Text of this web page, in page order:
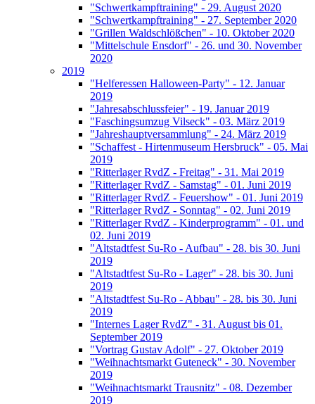
"Schwertkampftraining" - 29. August 2020
"Schwertkampftraining" - 27. September 2020
"Grillen Waldschlößchen" - 10. Oktober 2020
"Mittelschule Ensdorf" - 26. und 30. November
2020
2019
"Helferessen Halloween-Party" - 12. Januar
2019
"Jahresabschlussfeier" - 19. Januar 2019
"Faschingsumzug Vilseck" - 03. März 2019
"Jahreshauptversammlung" - 24. März 2019
"Schaffest - Hirtenmuseum Hersbruck" - 05. Mai
2019
"Ritterlager RvdZ - Freitag" - 31. Mai 2019
"Ritterlager RvdZ - Samstag" - 01. Juni 2019
"Ritterlager RvdZ - Feuershow" - 01. Juni 2019
"Ritterlager RvdZ - Sonntag" - 02. Juni 2019
"Ritterlager RvdZ - Kinderprogramm" - 01. und
02. Juni 2019
"Altstadtfest Su-Ro - Aufbau" - 28. bis 30. Juni
2019
"Altstadtfest Su-Ro - Lager" - 28. bis 30. Juni
2019
"Altstadtfest Su-Ro - Abbau" - 28. bis 30. Juni
2019
"Internes Lager RvdZ" - 31. August bis 01.
September 2019
"Vortrag Gustav Adolf" - 27. Oktober 2019
"Weihnachtsmarkt Guteneck" - 30. November
2019
"Weihnachtsmarkt Trausnitz" - 08. Dezember
2019